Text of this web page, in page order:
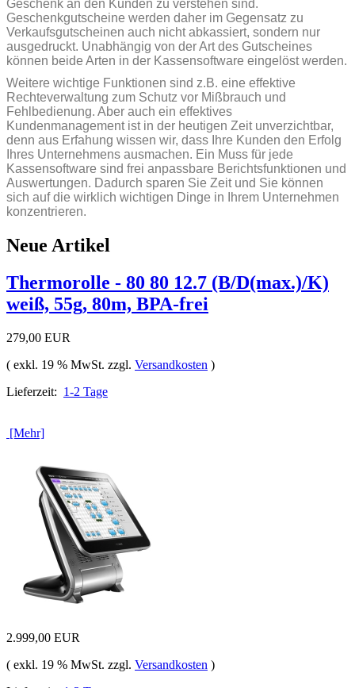
Geschenk an den Kunden zu verstehen sind.
Geschenkgutscheine werden daher im Gegensatz zu
Verkaufsgutscheinen auch nicht abkassiert, sondern nur
ausgedruckt. Unabhängig von der Art des Gutscheines
können beide Arten in der Kassensoftware eingelöst werden.
Weitere wichtige Funktionen sind z.B. eine effektive
Rechteverwaltung zum Schutz vor Mißbrauch und
Fehlbedienung. Aber auch ein effektives
Kundenmanagement ist in der heutigen Zeit unverzichtbar,
denn aus Erfahung wissen wir, dass Ihre Kunden den Erfolg
Ihres Unternehmens ausmachen. Ein Muss für jede
Kassensoftware sind frei anpassbare Berichtsfunktionen und
Auswertungen. Dadurch sparen Sie Zeit und Sie können
sich auf die wirklich wichtigen Dinge in Ihrem Unternehmen
konzentrieren.
Neue Artikel
Thermorolle - 80 80 12.7 (B/D(max.)/K)
weiß, 55g, 80m, BPA-frei
279,00 EUR
( exkl. 19 % MwSt. zzgl. Versandkosten )
Lieferzeit: 1-2 Tage
[Mehr]
2.999,00 EUR
( exkl. 19 % MwSt. zzgl. Versandkosten )